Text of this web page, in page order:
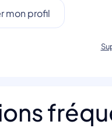
mon profil